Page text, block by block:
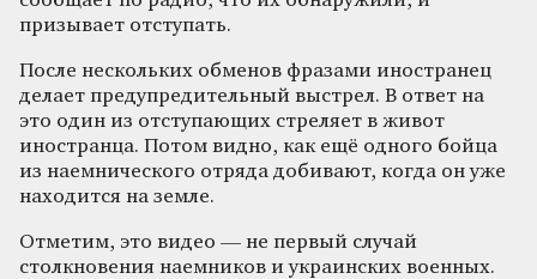
призывает отступать.
После нескольких обменов фразами иностранец
делает предупредительный выстрел. В ответ на
это один из отступающих стреляет в живот
иностранца. Потом видно, как ещё одного бойца
из наемнического отряда добивают, когда он уже
находится на земле.
Отметим, это видео — не первый случай
столкновения наемников и украинских военных.